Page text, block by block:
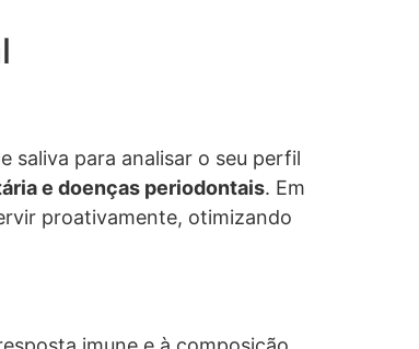
saliva para analisar o seu perfil
e doenças periodontais. Em
proativamente, otimizando